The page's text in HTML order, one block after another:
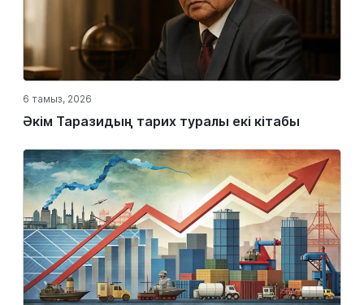
6 тамыз, 2026
Әкім Таразидың тарих туралы екі кітабы